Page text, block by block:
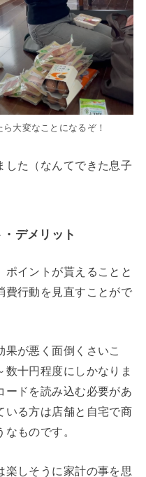
大変なことになるぞ！
した（なんてできた息子
デメリット
ポイントが貰えることと
費行動を見直すことがで
果が悪く面倒くさいこ
数十円程度にしかなりま
ードを読み込む必要があ
いる方は店舗と自宅で商
ものです。
楽しそうに家計の事を思